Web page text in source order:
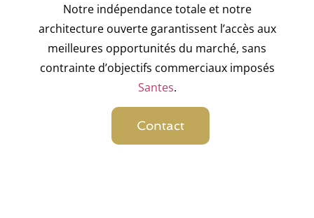
Notre indépendance totale et notre
architecture ouverte garantissent l’accès aux
meilleures opportunités du marché, sans
contrainte d’objectifs commerciaux imposés
Santes.
Contact